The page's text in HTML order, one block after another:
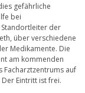
gefährliche
bei
Standortleiter der
über verschiedene
Medikamente. Die
am kommenden
Facharztzentrums auf
Eintritt ist frei.